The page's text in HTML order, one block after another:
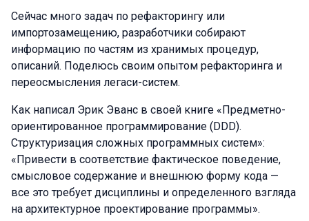
Сейчас много задач по рефакторингу или
импортозамещению, разработчики собирают
информацию по частям из хранимых процедур,
описаний. Поделюсь своим опытом рефакторинга и
переосмысления легаси-систем.
Как написал Эрик Эванс в своей книге «Предметно-
ориентированное программирование (DDD).
Структуризация сложных программных систем»:
«Привести в соответствие фактическое поведение,
смысловое содержание и внешнюю форму кода —
все это требует дисциплины и определенного взгляда
на архитектурное проектирование программы».